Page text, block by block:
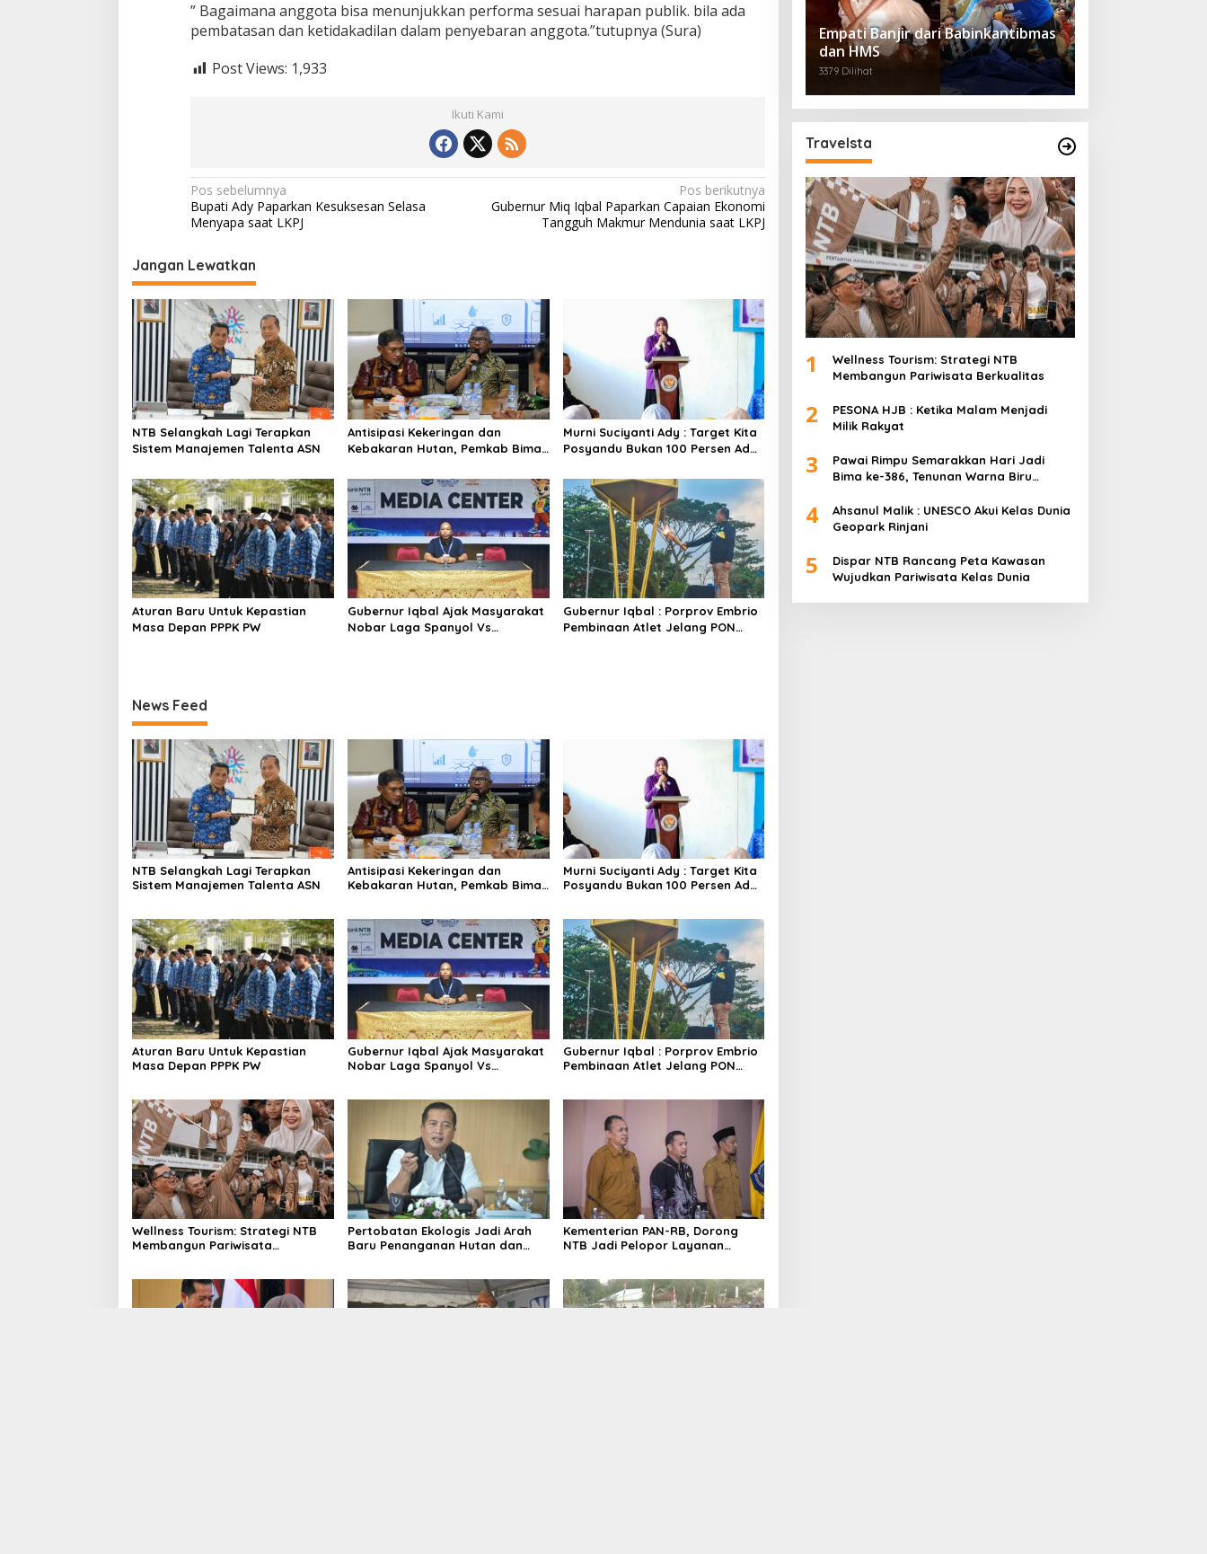
” Bagaimana anggota bisa menunjukkan performa sesuai harapan publik. bila ada
pembatasan dan ketidakadilan dalam penyebaran anggota.”tutupnya (Sura)
Post Views: 1,933
Ikuti Kami
Navigasi
pos
Pos sebelumnya
Bupati Ady Paparkan Kesuksesan Selasa
Menyapa saat LKPJ
Pos berikutnya
Gubernur Miq Iqbal Paparkan Capaian Ekonomi
Tangguh Makmur Mendunia saat LKPJ
Jangan Lewatkan
NTB Selangkah Lagi Terapkan
Sistem Manajemen Talenta ASN
Antisipasi Kekeringan dan
Kebakaran Hutan, Pemkab Bima
Murni Suciyanti Ady : Target Kita
Posyandu Bukan 100 Persen Ada
Aturan Baru Untuk Kepastian
Masa Depan PPPK PW
Gubernur Iqbal Ajak Masyarakat
Nobar Laga Spanyol Vs
Gubernur Iqbal : Porprov Embrio
Pembinaan Atlet Jelang PON
News Feed
NTB Selangkah Lagi Terapkan
Sistem Manajemen Talenta ASN
Antisipasi Kekeringan dan
Kebakaran Hutan, Pemkab Bima
Murni Suciyanti Ady : Target Kita
Posyandu Bukan 100 Persen Ada
Aturan Baru Untuk Kepastian
Masa Depan PPPK PW
Gubernur Iqbal Ajak Masyarakat
Nobar Laga Spanyol Vs
Gubernur Iqbal : Porprov Embrio
Pembinaan Atlet Jelang PON
Wellness Tourism: Strategi NTB
Membangun Pariwisata
Pertobatan Ekologis Jadi Arah
Baru Penanganan Hutan dan
Kementerian PAN-RB, Dorong
NTB Jadi Pelopor Layanan
Empati Banjir dari Babinkantibmas
dan HMS
3379 Dilihat
Travelsta
1
Wellness Tourism: Strategi NTB
Membangun Pariwisata Berkualitas
2
PESONA HJB : Ketika Malam Menjadi
Milik Rakyat
3
Pawai Rimpu Semarakkan Hari Jadi
Bima ke-386, Tenunan Warna Biru
4
Ahsanul Malik : UNESCO Akui Kelas Dunia
Geopark Rinjani
5
Dispar NTB Rancang Peta Kawasan
Wujudkan Pariwisata Kelas Dunia